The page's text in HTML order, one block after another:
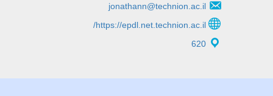
jonathann@technion.ac.il
https://epdl.net.technion.ac.il/
620